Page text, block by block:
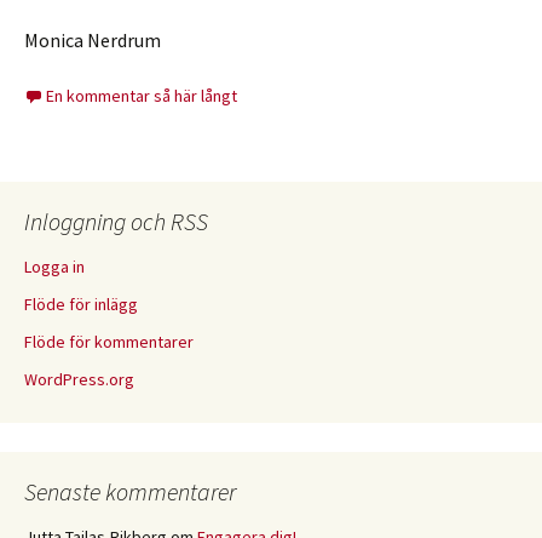
Monica Nerdrum
En kommentar så här långt
Inloggning och RSS
Logga in
Flöde för inlägg
Flöde för kommentarer
WordPress.org
Senaste kommentarer